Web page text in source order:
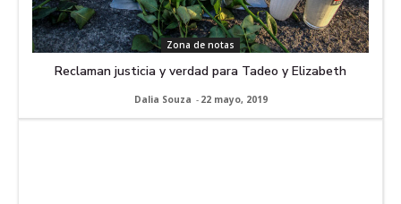
Zona de notas
Reclaman justicia y verdad para Tadeo y Elizabeth
Dalia Souza - 22 mayo, 2019